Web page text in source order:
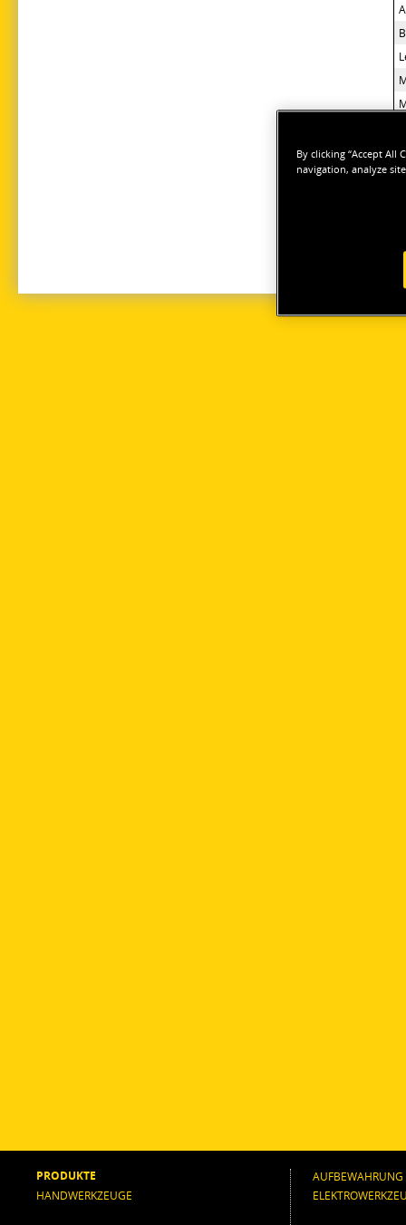
PRODUKTE
HANDWERKZEUGE
AUFBEWAHRUNG
By clicking “Accept All
navigation, analyze